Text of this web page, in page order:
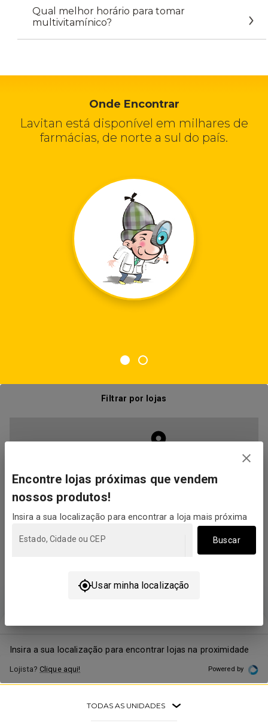
Qual melhor horário para tomar
multivitamínico?
Onde Encontrar
Lavitan está disponível em milhares de
farmácias, de norte a sul do país.
TODAS AS UNIDADES